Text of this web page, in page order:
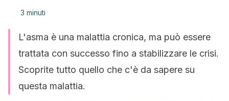
3 minuti
L'asma è una malattia cronica, ma può essere
trattata con successo fino a stabilizzare le crisi.
Scoprite tutto quello che c'è da sapere su
questa malattia.